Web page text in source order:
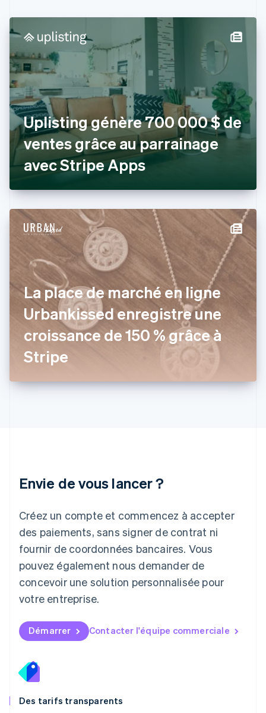
Uplisting génère 700 000 $ de
ventes grâce au parrainage
avec Stripe Apps
La place de marché en ligne
Urbankissed enregistre une
croissance de 150 % grâce à
Stripe
Envie de vous lancer ?
Créez un compte et commencez à accepter
des paiements, sans signer de contrat ni
fournir de coordonnées bancaires. Vous
pouvez également nous demander de
concevoir une solution personnalisée pour
votre entreprise.
Démarrer Contacter l'équipe commerciale
Des tarifs transparents
Chine continentale
简体中文 English
Chypre
English
EnglishItaliano
Danemark
English
Émirats arabes unis
English
Espagne
EspañolEnglish
English
États-Unis
Español简体中文
Finlande
English Svenska
France
Français English
Gibraltar
English
Grèce
English
Hongrie
English
Inde
English
English
Deutsch English
Luxembourg
FrançaisDeutsch English
Malaisie
English 简体中文
Malte
English
EspañolEnglish
English
Nouvelle-Zélande
Pays-Bas
Nederlands
English